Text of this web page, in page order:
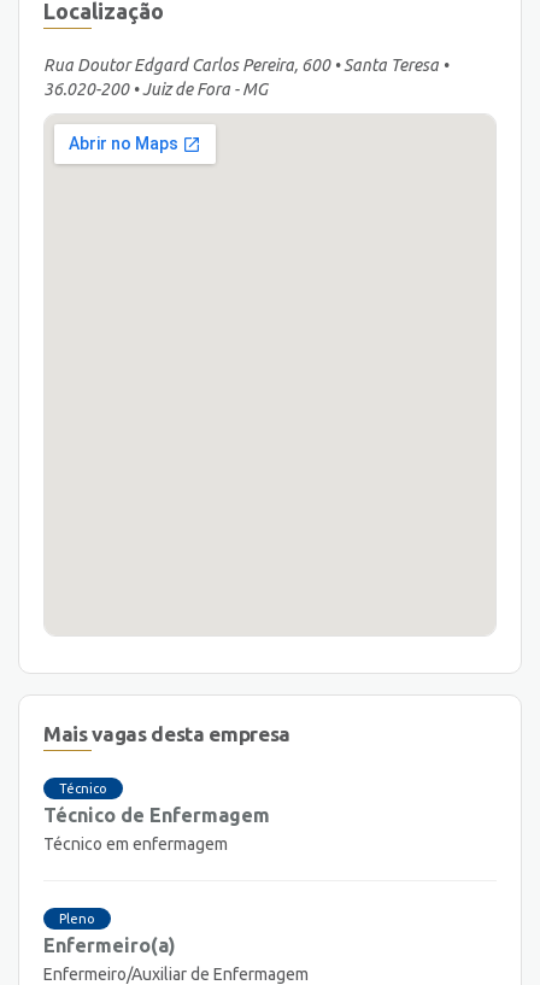
Localização
Rua Doutor Edgard Carlos Pereira, 600 • Santa Teresa •
36.020-200 • Juiz de Fora - MG
Mais vagas desta empresa
Técnico
Técnico de Enfermagem
Técnico em enfermagem
Pleno
Enfermeiro(a)
Enfermeiro/Auxiliar de Enfermagem